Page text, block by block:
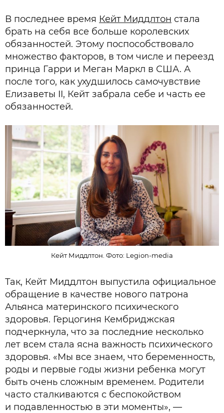
В последнее время Кейт Миддлтон стала
брать на себя все больше королевских
обязанностей. Этому поспособствовало
множество факторов, в том числе и переезд
принца Гарри и Меган Маркл в США. А
после того, как ухудшилось самочувствие
Елизаветы II, Кейт забрала себе и часть ее
обязанностей.
Кейт Миддлтон. Фото: Legion-media
Так, Кейт Миддлтон выпустила официальное
обращение в качестве нового патрона
Альянса материнского психического
здоровья. Герцогиня Кембриджская
подчеркнула, что за последние несколько
лет всем стала ясна важность психического
здоровья. «Мы все знаем, что беременность,
роды и первые годы жизни ребенка могут
быть очень сложным временем. Родители
часто сталкиваются с беспокойством
и подавленностью в эти моменты», —